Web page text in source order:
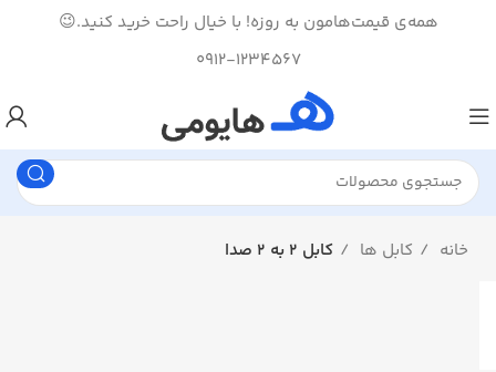
همه‌ی قیمت‌هامون به روزه! با خیال راحت خرید کنید.😉
0912-1234567
خانه کابل ها کابل ۲ به ۲ صدا